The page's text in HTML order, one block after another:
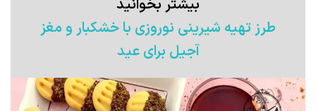
بیشتر بخوانید
طرز تهیه شیرینی نوروزی با خشکبار و مغز
آجیل برای عید